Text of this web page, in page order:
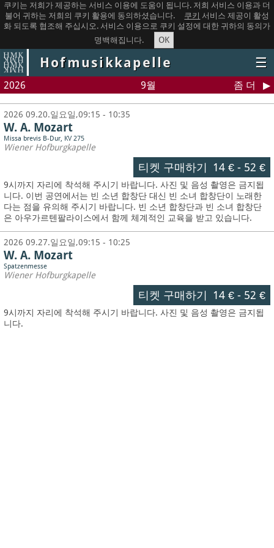
쿠키는 저희가 제공하는 서비스 이용에 도움이 됩니다. 저희 서비스 이용과 더
불어 귀하는 저희의 쿠키 활용에 동의하셨습니다.
쿠키 서비스 제공이 활성
화 되도록 협조해 주십시오. 서비스 이용으로 쿠키 설정에 대한 귀하의 동의가
명백해집니다.
OK
Hofmusikkapelle ☰
2026 9월 좀 더
2026 09.20.일요일,09:15 - 10:35
W. A. Mozart
Missa brevis B-Dur, KV 275
Wiener Hofburgkapelle
티켓 구매하기 14 €- 52 €
9시까지 자리에 착석해 주시기 바랍니다. 사진 및 음성 촬영은 금지됩
니다. 이번 공연에서는 빈 소년 합창단 대신 빈 소녀 합창단이 노래한
다는 점을 유의해 주시기 바랍니다. 빈 소년 합창단과 빈 소녀 합창단
은 아우가르텐팔라이스에서 함께 체계적인 교육을 받고 있습니다.
2026 09.27.일요일,09:15 - 10:25
W. A. Mozart
Spatzenmesse
Wiener Hofburgkapelle
티켓 구매하기 14 €- 52 €
9시까지 자리에 착석해 주시기 바랍니다. 사진 및 음성 촬영은 금지됩
니다.